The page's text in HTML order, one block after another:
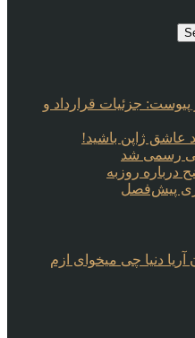
جزئیات قرارداد و
عاشق ژاپن باشید!
رسمی شد
درباره روزبه
پیش‌فصل
دنیا چی میخوای ازم